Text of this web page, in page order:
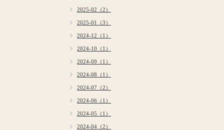
2025-02（2）
2025-01（3）
2024-12（1）
2024-10（1）
2024-09（1）
2024-08（1）
2024-07（2）
2024-06（1）
2024-05（1）
2024-04（2）